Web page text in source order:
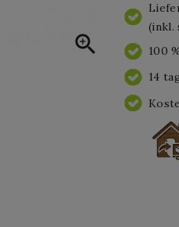

(inkl.
100
14